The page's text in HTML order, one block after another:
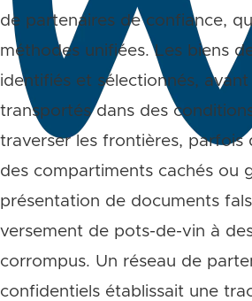
de partenaires de confiance,
méthodes unifiées. Les biens
identifiés et sélectionnés, avant
transportés dans des
traverser les frontières, parfois
des compartiments cachés ou
présentation de documents
versement de pots-de-vin à
corrompus. Un réseau de
confidentiels établissait une